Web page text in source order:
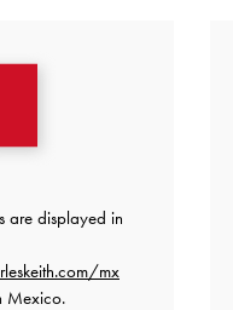
FLATS
are displayed in
mx
Mexico.